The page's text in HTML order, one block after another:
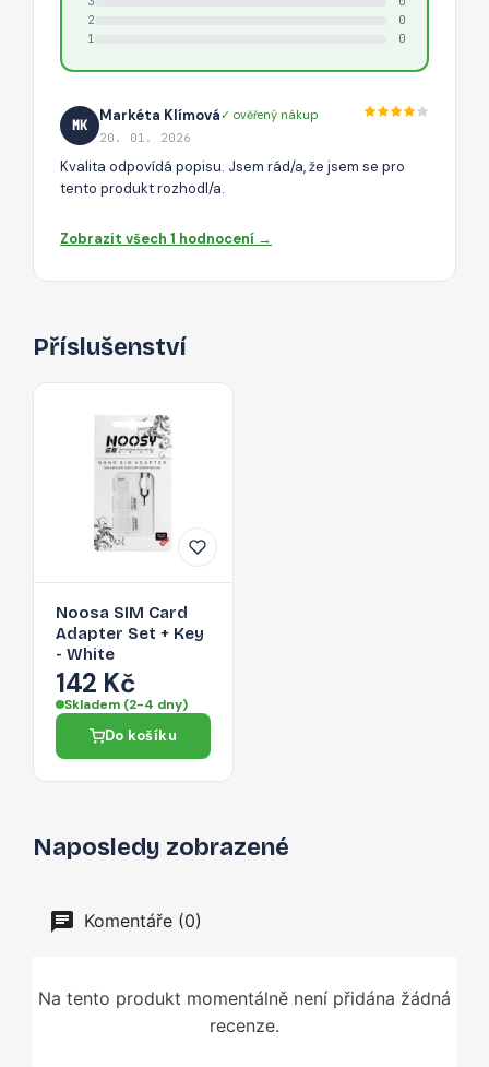
2
0
1
0
MK
Markéta Klímová✓ ověřený nákup
20. 01. 2026
Kvalita odpovídá popisu. Jsem rád/a, že jsem se pro
tento produkt rozhodl/a.
Zobrazit všech 1 hodnocení →
Příslušenství
Noosa SIM Card
Adapter Set + Key
- White
142 Kč
Skladem (2-4 dny)
Do košíku
Naposledy zobrazené
Komentáře (0)
Na tento produkt momentálně není přidána žádná
recenze.